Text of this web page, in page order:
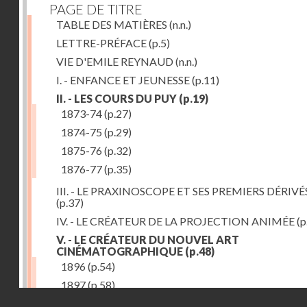
PAGE DE TITRE
TABLE DES MATIÈRES (n.n.)
LETTRE-PRÉFACE(p.5)
VIE D'EMILE REYNAUD (n.n.)
I. - ENFANCE ET JEUNESSE(p.11)
II. - LES COURS DU PUY (p.19)
1873-74(p.27)
1874-75 (p.29)
1875-76 (p.32)
1876-77(p.35)
III. - LE PRAXINOSCOPE ET SES PREMIERS
(p.37)
IV. - LE CRÉATEUR DE LA PROJECTION ANIMÉE
V. - LE CRÉATEUR DU NOUVEL ART
CINÉMATOGRAPHIQUE (p.48)
1896 (p.54)
1897(p.58)